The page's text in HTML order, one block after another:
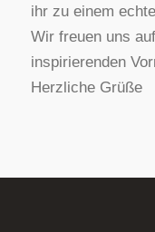
ihr zu einem
Wir freuen uns
inspirierenden
Herzliche Grüße